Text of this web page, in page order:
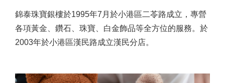
錦泰珠寶銀樓於1995年7月於小港區二苓路成立，專營
各項黃金、鑽石、珠寶、白金飾品等全方位的服務。於
2003年於小港區漢民路成立漢民分店。